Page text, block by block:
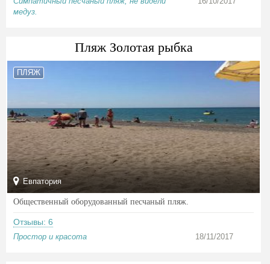
медуз.
Пляж Золотая рыбка
ПЛЯЖ
Евпатория
Общественный оборудованный песчаный пляж.
Отзывы: 6
Простор и красота 18/11/2017